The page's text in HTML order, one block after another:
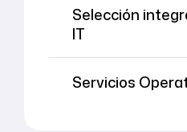
Selección
IT
Servicios